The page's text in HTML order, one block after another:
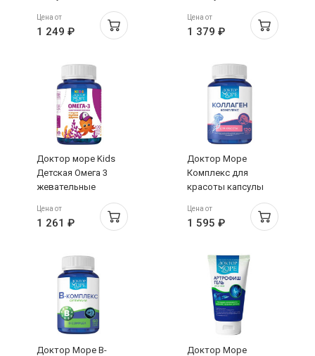
Цена от
1 249 ₽
Цена от
1 379 ₽
Доктор море Kids
Детская Омега 3
жевательные
капсулы со вкусом
тутти-фрутти для
мальчиков 500мг
Цена от
1 261 ₽
Доктор Море
Комплекс для
красоты капсулы
Цена от
1 595 ₽
Доктор Море B-
Доктор Море